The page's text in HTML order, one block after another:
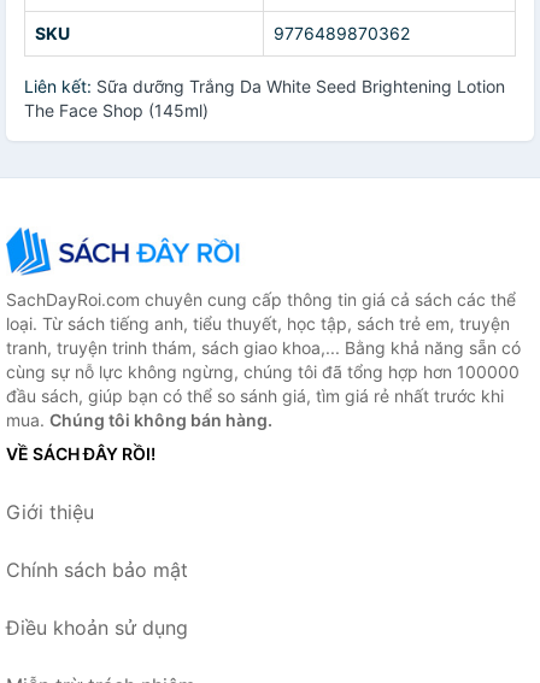
SKU 9776489870362
Liên kết: Sữa dưỡng Trắng Da White Seed Brightening Lotion
The Face Shop (145ml)
SachDayRoi.com chuyên cung cấp thông tin giá cả sách các thể
loại. Từ sách tiếng anh, tiểu thuyết, học tập, sách trẻ em, truyện
tranh, truyện trinh thám, sách giao khoa,... Bằng khả năng sẵn có
cùng sự nỗ lực không ngừng, chúng tôi đã tổng hợp hơn 100000
đầu sách, giúp bạn có thể so sánh giá, tìm giá rẻ nhất trước khi
mua. Chúng tôi không bán hàng.
VỀ SÁCH ĐÂY RỒI!
Giới thiệu
Chính sách bảo mật
Điều khoản sử dụng